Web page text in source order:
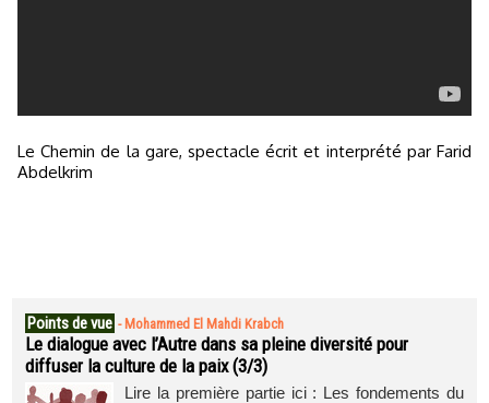
Le Chemin de la gare, spectacle écrit et interprété par Farid
Abdelkrim
Points de vue - Mohammed El Mahdi Krabch
Le dialogue avec l’Autre dans sa pleine diversité pour
diffuser la culture de la paix (3/3)
Lire la première partie ici : Les fondements du